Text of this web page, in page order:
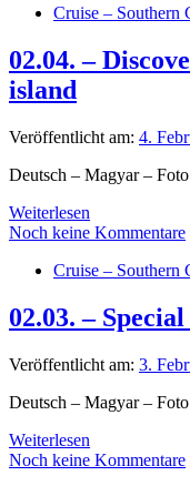
Cruise – Southern
02.04. –
island
Veröffentlicht am: 4.
Deutsch – Magyar –
Weiterlesen
Noch keine Kommentare
Cruise – Southern
02.03. –
Veröffentlicht am: 3.
Deutsch – Magyar –
Weiterlesen
Noch keine Kommentare